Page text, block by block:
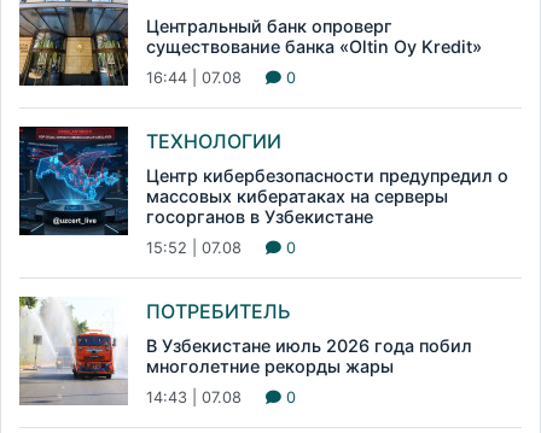
Центральный банк опроверг
существование банка «Oltin Oy Kredit»
16:44 | 07.08 0
ТЕХНОЛОГИИ
Центр кибербезопасности предупредил о
массовых кибератаках на серверы
госорганов в Узбекистане
15:52 | 07.08 0
ПОТРЕБИТЕЛЬ
В Узбекистане июль 2026 года побил
многолетние рекорды жары
14:43 | 07.08 0